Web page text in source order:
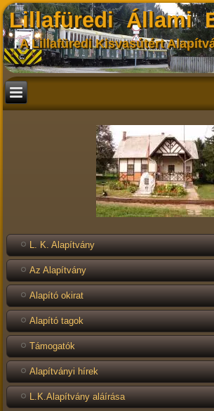
Lillafüredi Állami
A Lillafüredi Kisvasútért
L. K. Alapítvány
Az Alapítvány
Alapító okirat
Alapító tagok
Támogatók
Alapítványi hírek
L.K.Alapítvány aláírása